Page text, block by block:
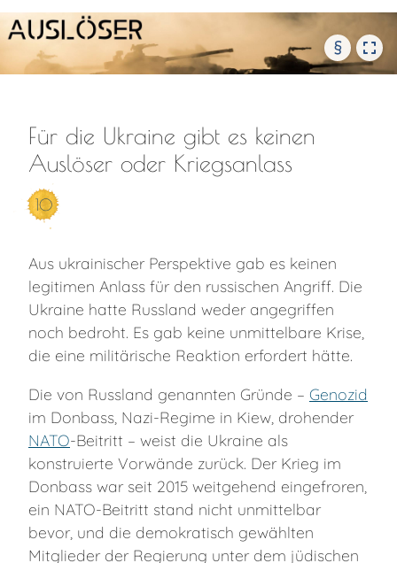
§
Für die Ukraine gibt es keinen
Auslöser oder Kriegsanlass
10
Aus ukrainischer Perspektive gab es keinen
legitimen Anlass für den russischen Angriff. Die
Ukraine hatte Russland weder angegriffen
noch bedroht. Es gab keine unmittelbare Krise,
die eine militärische Reaktion erfordert hätte.
Die von Russland genannten Gründe – Genozid
im Donbass, Nazi-Regime in Kiew, drohender
NATO-Beitritt – weist die Ukraine als
konstruierte Vorwände zurück. Der Krieg im
Donbass war seit 2015 weitgehend eingefroren,
ein NATO-Beitritt stand nicht unmittelbar
bevor, und die demokratisch gewählten
Mitglieder der Regierung unter dem jüdischen